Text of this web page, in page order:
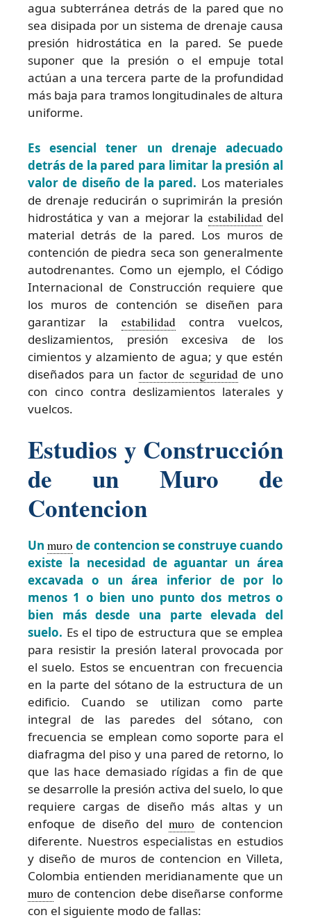
agua subterránea detrás de la pared que no
sea disipada por un sistema de drenaje causa
presión hidrostática en la pared. Se puede
suponer que la presión o el empuje total
actúan a una tercera parte de la profundidad
más baja para tramos longitudinales de altura
uniforme.
Es esencial tener un drenaje adecuado
detrás de la pared para limitar la presión al
valor de diseño de la pared. Los materiales
de drenaje reducirán o suprimirán la presión
hidrostática y van a mejorar la estabilidad del
material detrás de la pared. Los muros de
contención de piedra seca son generalmente
autodrenantes. Como un ejemplo, el Código
Internacional de Construcción requiere que
los muros de contención se diseñen para
garantizar la estabilidad contra vuelcos,
deslizamientos, presión excesiva de los
cimientos y alzamiento de agua; y que estén
diseñados para unfactor de seguridad de uno
con cinco contra deslizamientos laterales y
vuelcos.
Estudios y Construcción
de un Muro de
Contencion
Unmuro de contencion se construye cuando
existe la necesidad de aguantar un área
excavada o un área inferior de por lo
menos 1 o bien uno punto dos metros o
bien más desde una parte elevada del
suelo. Es el tipo de estructura que se emplea
para resistir la presión lateral provocada por
el suelo. Estos se encuentran con frecuencia
en la parte del sótano de la estructura de un
edificio. Cuando se utilizan como parte
integral de las paredes del sótano, con
frecuencia se emplean como soporte para el
diafragma del piso y una pared de retorno, lo
que las hace demasiado rígidas a fin de que
se desarrolle la presión activa del suelo, lo que
requiere cargas de diseño más altas y un
enfoque de diseño del muro de contencion
diferente. Nuestros especialistas en estudios
y diseño de muros de contencion en Villeta,
Colombia entienden meridianamente que un
muro de contencion debe diseñarse conforme
con el siguiente modo de fallas: